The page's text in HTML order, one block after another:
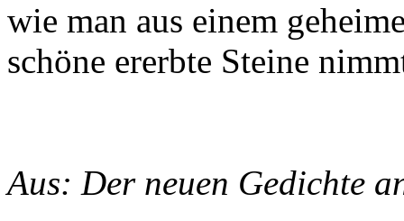
wie man aus einem
schöne ererbte Steine
Aus: Der neuen Gedichte